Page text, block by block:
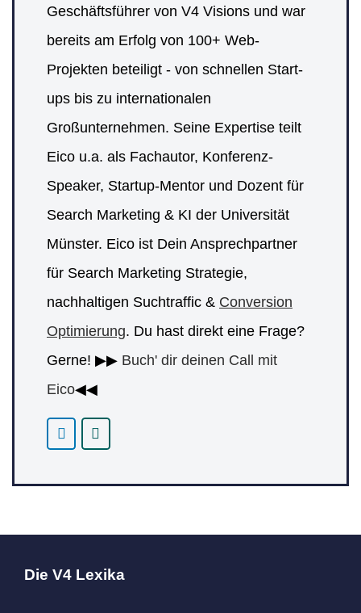
Geschäftsführer von V4 Visions und war
bereits am Erfolg von 100+ Web-
Projekten beteiligt - von schnellen Start-
ups bis zu internationalen
Großunternehmen. Seine Expertise teilt
Eico u.a. als Fachautor, Konferenz-
Speaker, Startup-Mentor und Dozent für
Search Marketing & KI der Universität
Münster. Eico ist Dein Ansprechpartner
für Search Marketing Strategie,
nachhaltigen Suchtraffic & Conversion
Optimierung. Du hast direkt eine Frage?
Gerne! ▶▶ Buch' dir deinen Call mit
Eico◀◀
Die V4 Lexika